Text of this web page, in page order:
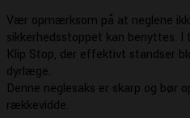
Vær opmærksom på at neglene
sikkerhedsstoppet kan benyttes.
Klip Stop, der effektivt standser
dyrlæge.
Denne neglesaks er skarp og bør
rækkevidde.